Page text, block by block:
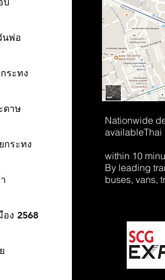
นพ่อ
ระทง
ดาษ
กระทง
ง 2568
Nationwide
availableThai
within 10
By leading
buses, vans,